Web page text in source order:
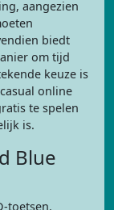
aangezien
biedt
om tijd
keuze is
online
te spelen
is.
Blue
toetsen.